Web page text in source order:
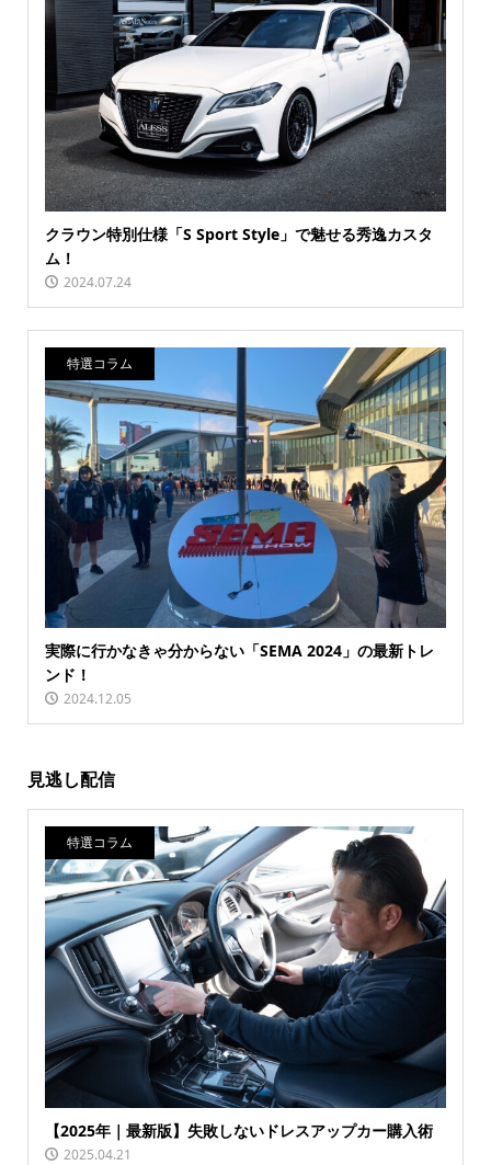
クラウン特別仕様「S Sport Style」で魅せる秀逸カスタ
ム！
2024.07.24
特選コラム
実際に行かなきゃ分からない「SEMA 2024」の最新トレ
ンド！
2024.12.05
見逃し配信
特選コラム
【2025年｜最新版】失敗しないドレスアップカー購入術
2025.04.21